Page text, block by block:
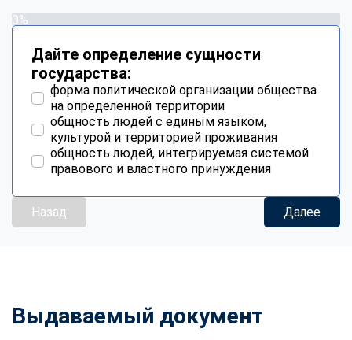
0%
Дайте определение сущности
государства:
форма политической организации общества
на определенной территории
общность людей с единым языком,
культурой и территорией проживания
общность людей, интегрируемая системой
правового и властного принуждения
Назад Далее
Выдаваемый документ